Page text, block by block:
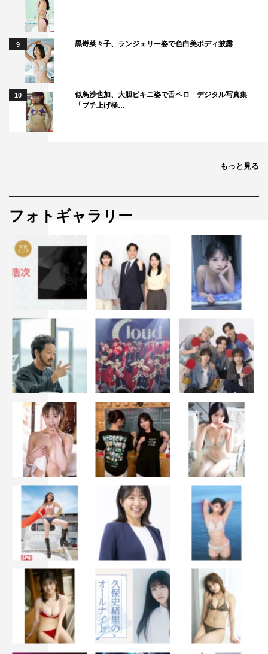
9 黒嵜菜々子、ランジェリー姿で色白美ボディ披露
10
似鳥沙也加、大胆ビキニ姿で舌ペロ デジタル写真集
「ブチ上げ極…
もっと見る
フォトギャラリー